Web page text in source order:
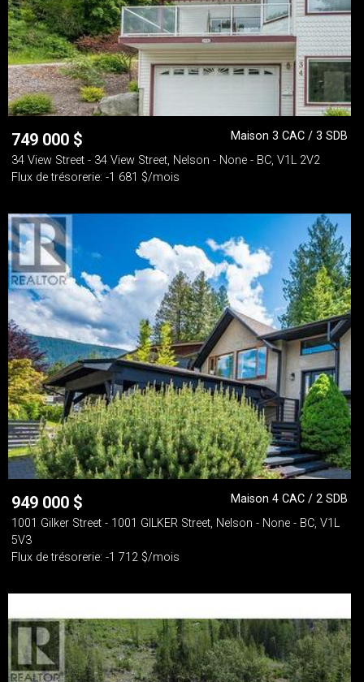
749 000 $
Maison 3 CAC / 3 SDB
34 View Street - 34 View Street, Nelson - None - BC, V1L 2V2
Flux de trésorerie: -1 681 $/mois
949 000 $
Maison 4 CAC / 2 SDB
1001 Gilker Street - 1001 GILKER Street, Nelson - None - BC, V1L
5V3
Flux de trésorerie: -1 712 $/mois